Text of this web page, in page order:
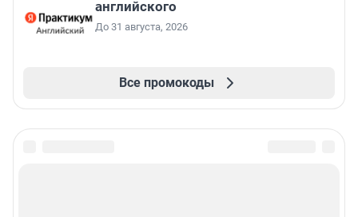
английского
До 31 августа, 2026
Все промокоды